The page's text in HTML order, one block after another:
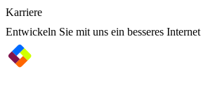
Karriere
Entwickeln Sie mit uns ein besseres Internet